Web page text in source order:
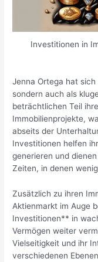
Investitionen in
Jenna Ortega hat
sondern auch als
beträchtlichen Teil
Immobilienprojekte,
abseits der
Investitionen helfen
generieren und
Zeiten, in denen
Zusätzlich zu ihren
Aktienmarkt im Auge
Investitionen** in
Vermögen weiter
Vielseitigkeit und ihr
verschiedenen